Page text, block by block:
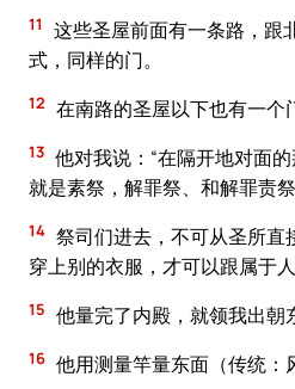
11
这些圣屋前面有一条路，跟
式，同样的门。
12 在南路的圣屋以下也有一个
13 他对我说：“在隔开地对面
就是素祭，解罪祭、和解罪责
14 祭司们进去，不可从圣所
穿上别的衣服，才可以跟属于
15 他量完了内殿，就领我出朝
16 他用测量竿量东面（传统：